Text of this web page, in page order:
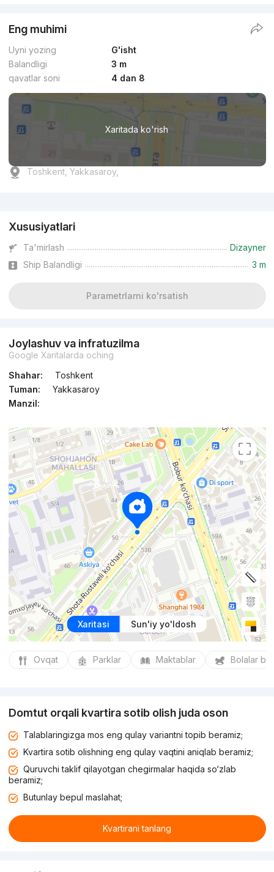
Eng muhimi
Uyni yozing
G'isht
Balandligi
3 m
qavatlar soni
4 dan 8
Xaritada ko'rish
Toshkent, Yakkasaroy,
Xususiyatlari
Ta'mirlash
Dizayner
Ship Balandligi
3 m
Parametrlarni ko'rsatish
Joylashuv va infratuzilma
Google Xaritalarda oching
Shahar:
Toshkent
Tuman:
Yakkasaroy
Manzil:
Xaritasi Sun'iy yo'ldosh
Ovqat Parklar Maktablar Bolalar
Domtut orqali kvartira sotib olish juda oson
Talablaringizga mos eng qulay variantni topib beramiz;
Kvartira sotib olishning eng qulay vaqtini aniqlab beramiz;
Quruvchi taklif qilayotgan chegirmalar haqida so‘zlab
beramiz;
Butunlay bepul maslahat;
Kvartirani tanlang